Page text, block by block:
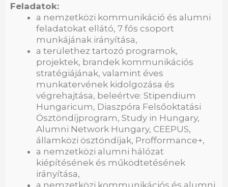
Feladatok:
a nemzetközi kommunikáció és alumni
feladatokat ellátó, 7 fős csoport
munkájának irányítása,
a területhez tartozó programok,
projektek, brandek kommunikációs
stratégiájának, valamint éves
munkatervének kidolgozása és
végrehajtása, beleértve: Stipendium
Hungaricum, Diaszpóra Felsőoktatási
Ösztöndíjprogram, Study in Hungary,
Alumni Network Hungary, CEEPUS,
államközi ösztöndíjak, Profformance+,
a nemzetközi alumni hálózat
kiépítésének és működtetésének
irányítása,
a nemzetközi kommunikációs és alumni